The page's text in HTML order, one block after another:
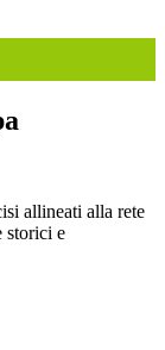
allineati alla rete
storici e